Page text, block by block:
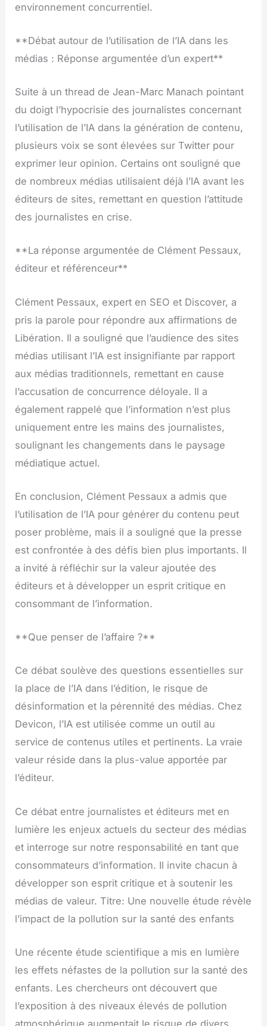
environnement concurrentiel.
**Débat autour de l’utilisation de l’IA dans les
médias : Réponse argumentée d’un expert**
Suite à un thread de Jean-Marc Manach pointant
du doigt l’hypocrisie des journalistes concernant
l’utilisation de l’IA dans la génération de contenu,
plusieurs voix se sont élevées sur Twitter pour
exprimer leur opinion. Certains ont souligné que
de nombreux médias utilisaient déjà l’IA avant les
éditeurs de sites, remettant en question l’attitude
des journalistes en crise.
**La réponse argumentée de Clément Pessaux,
éditeur et référenceur**
Clément Pessaux, expert en SEO et Discover, a
pris la parole pour répondre aux affirmations de
Libération. Il a souligné que l’audience des sites
médias utilisant l’IA est insignifiante par rapport
aux médias traditionnels, remettant en cause
l’accusation de concurrence déloyale. Il a
également rappelé que l’information n’est plus
uniquement entre les mains des journalistes,
soulignant les changements dans le paysage
médiatique actuel.
En conclusion, Clément Pessaux a admis que
l’utilisation de l’IA pour générer du contenu peut
poser problème, mais il a souligné que la presse
est confrontée à des défis bien plus importants. Il
a invité à réfléchir sur la valeur ajoutée des
éditeurs et à développer un esprit critique en
consommant de l’information.
**Que penser de l’affaire ?**
Ce débat soulève des questions essentielles sur
la place de l’IA dans l’édition, le risque de
désinformation et la pérennité des médias. Chez
Devicon, l’IA est utilisée comme un outil au
service de contenus utiles et pertinents. La vraie
valeur réside dans la plus-value apportée par
l’éditeur.
Ce débat entre journalistes et éditeurs met en
lumière les enjeux actuels du secteur des médias
et interroge sur notre responsabilité en tant que
consommateurs d’information. Il invite chacun à
développer son esprit critique et à soutenir les
médias de valeur. Titre: Une nouvelle étude révèle
l’impact de la pollution sur la santé des enfants
Une récente étude scientifique a mis en lumière
les effets néfastes de la pollution sur la santé des
enfants. Les chercheurs ont découvert que
l’exposition à des niveaux élevés de pollution
atmosphérique augmentait le risque de divers